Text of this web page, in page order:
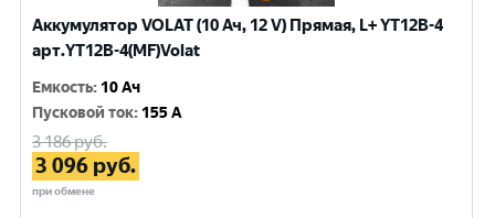
Аккумулятор VOLAT (10 Ач, 12 V) Прямая, L+ YT12B-4
арт.YT12B-4(MF)Volat
Емкость: 10 Ач
Пусковой ток: 155 A
3 186руб.
3 096 руб.
при обмене